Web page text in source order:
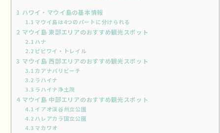
1 ハワイ・マウイ島の基本情報
1.1 マウイ島は4つのパートに分けられる
2 マウイ島 東部エリアのおすすめ観光スポット
2.1 ハナ
2.2 ピピワイ・トレイル
3 マウイ島 西部エリアのおすすめ観光スポット
3.1 カアナパリビーチ
3.2 ラハイナ
3.3 ラハイナ浄土院
4 マウイ島 中部エリアのおすすめ観光スポット
4.1 イアオ渓谷州立公園
4.2 ハレアカラ国立公園
4.3 マカワオ